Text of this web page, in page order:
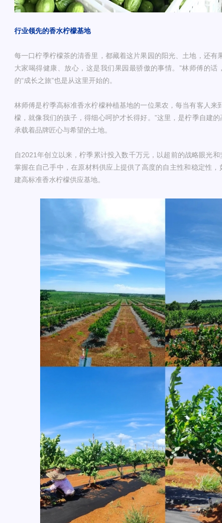
行业领先的香水柠檬基地
每一口柠季柠檬茶的清香里，都藏着这片果园的阳光、土地，还有
大家喝得健康、放心，这是我们果园最骄傲的事情。”林师傅的话
的“成长之旅”也是从这里开始的。
林师傅是柠季高标准香水柠檬种植基地的一位果农，每当有客人来
檬，就像我们的孩子，得细心呵护才长得好。”这里，是柠季自建
承载着品牌匠心与希望的土地。
自2021年创立以来，柠季累计投入数千万元，以超前的战略眼光
掌握在自己手中，在原材料供应上提供了高度的自主性和稳定性
建高标准香水柠檬供应基地。